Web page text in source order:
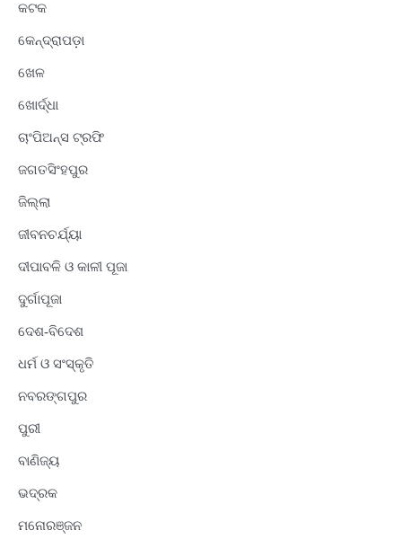
କଟକ
କେନ୍ଦ୍ରାପଡ଼ା
ଖେଳ
ଖୋର୍ଦ୍ଧା
ଚାଂପିଅନ୍ସ ଟ୍ରଫି
ଜଗତସିଂହପୁର
ଜିଲ୍ଲା
ଜୀବନଚର୍ଯ୍ୟା
ଦୀପାବଳି ଓ କାଳୀ ପୂଜା
ଦୁର୍ଗାପୂଜା
ଦେଶ-ବିଦେଶ
ଧର୍ମ ଓ ସଂସ୍କୃତି
ନବରଙ୍ଗପୁର
ପୁରୀ
ବାଣିଜ୍ୟ
ଭଦ୍ରକ
ମନୋରଞ୍ଜନ